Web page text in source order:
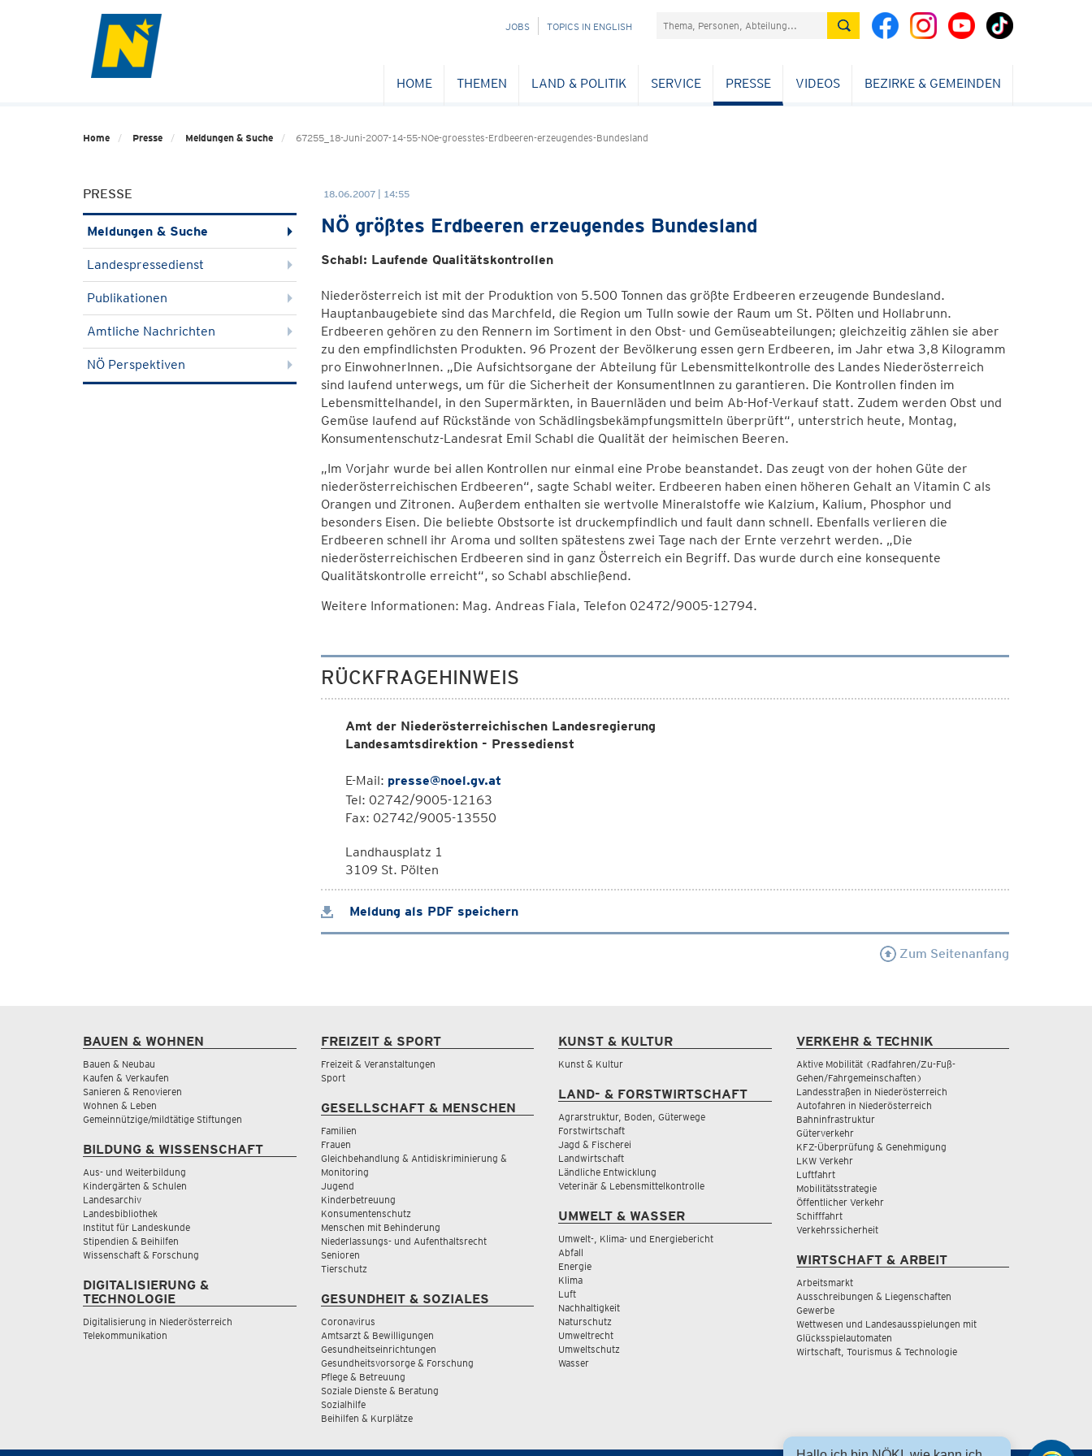
NAVIGATION
JOBS TOPICS IN ENGLISH Suchefeld
HOME THEMEN LAND & POLITIK SERVICE PRESSE VIDEOS BEZIRKE & GEMEINDEN
Home Presse Meldungen & Suche 67255_18-Juni-2007-14-55-NOe-groesstes-Erdbeeren-erzeugendes-Bundesland
PRESSE
Meldungen & Suche
Landespressedienst
Publikationen
Amtliche Nachrichten
NÖ Perspektiven
18.06.2007 | 14:55
NÖ größtes Erdbeeren erzeugendes Bundesland
Schabl: Laufende Qualitätskontrollen
Niederösterreich ist mit der Produktion von 5.500 Tonnen das größte Erdbeeren erzeugende Bundesland.
Hauptanbaugebiete sind das Marchfeld, die Region um Tulln sowie der Raum um St. Pölten und Hollabrunn.
Erdbeeren gehören zu den Rennern im Sortiment in den Obst- und Gemüseabteilungen; gleichzeitig zählen sie aber
zu den empfindlichsten Produkten. 96 Prozent der Bevölkerung essen gern Erdbeeren, im Jahr etwa 3,8 Kilogramm
pro EinwohnerInnen. „Die Aufsichtsorgane der Abteilung für Lebensmittelkontrolle des Landes Niederösterreich
sind laufend unterwegs, um für die Sicherheit der KonsumentInnen zu garantieren. Die Kontrollen finden im
Lebensmittelhandel, in den Supermärkten, in Bauernläden und beim Ab-Hof-Verkauf statt. Zudem werden Obst und
Gemüse laufend auf Rückstände von Schädlingsbekämpfungsmitteln überprüft“, unterstrich heute, Montag,
Konsumentenschutz-Landesrat Emil Schabl die Qualität der heimischen Beeren.
„Im Vorjahr wurde bei allen Kontrollen nur einmal eine Probe beanstandet. Das zeugt von der hohen Güte der
niederösterreichischen Erdbeeren“, sagte Schabl weiter. Erdbeeren haben einen höheren Gehalt an Vitamin C als
Orangen und Zitronen. Außerdem enthalten sie wertvolle Mineralstoffe wie Kalzium, Kalium, Phosphor und
besonders Eisen. Die beliebte Obstsorte ist druckempfindlich und fault dann schnell. Ebenfalls verlieren die
Erdbeeren schnell ihr Aroma und sollten spätestens zwei Tage nach der Ernte verzehrt werden. „Die
niederösterreichischen Erdbeeren sind in ganz Österreich ein Begriff. Das wurde durch eine konsequente
Qualitätskontrolle erreicht“, so Schabl abschließend.
Weitere Informationen: Mag. Andreas Fiala, Telefon 02472/9005-12794.
RÜCKFRAGEHINWEIS
Amt der Niederösterreichischen Landesregierung
Landesamtsdirektion - Pressedienst
E-Mail: presse@noel.gv.at
Tel: 02742/9005-12163
Fax: 02742/9005-13550
Landhausplatz 1
3109 St. Pölten
Meldung als PDF speichern
Zum Seitenanfang
BAUEN & WOHNEN
Bauen & Neubau
Kaufen & Verkaufen
Sanieren & Renovieren
Wohnen & Leben
Gemeinnützige/mildtätige Stiftungen
BILDUNG & WISSENSCHAFT
Aus- und Weiterbildung
Kindergärten & Schulen
Landesarchiv
Landesbibliothek
Institut für Landeskunde
Stipendien & Beihilfen
Wissenschaft & Forschung
DIGITALISIERUNG &
TECHNOLOGIE
Digitalisierung in Niederösterreich
Telekommunikation
FREIZEIT & SPORT
Freizeit & Veranstaltungen
Sport
GESELLSCHAFT & MENSCHEN
Familien
Frauen
Gleichbehandlung & Antidiskriminierung &
Monitoring
Jugend
Kinderbetreuung
Konsumentenschutz
Menschen mit Behinderung
Niederlassungs- und Aufenthaltsrecht
Senioren
Tierschutz
GESUNDHEIT & SOZIALES
Coronavirus
Amtsarzt & Bewilligungen
Gesundheitseinrichtungen
Gesundheitsvorsorge & Forschung
Pflege & Betreuung
Soziale Dienste & Beratung
Sozialhilfe
Beihilfen & Kurplätze
KUNST & KULTUR
Kunst & Kultur
LAND- & FORSTWIRTSCHAFT
Agrarstruktur, Boden, Güterwege
Forstwirtschaft
Jagd & Fischerei
Landwirtschaft
Ländliche Entwicklung
Veterinär & Lebensmittelkontrolle
UMWELT & WASSER
Umwelt-, Klima- und Energiebericht
Abfall
Energie
Klima
Luft
Nachhaltigkeit
Naturschutz
Umweltrecht
Umweltschutz
Wasser
VERKEHR & TECHNIK
Aktive Mobilität (Radfahren/Zu-Fuß-
Gehen/Fahrgemeinschaften)
Landesstraßen in Niederösterreich
Autofahren in Niederösterreich
Bahninfrastruktur
Güterverkehr
KFZ-Überprüfung & Genehmigung
LKW Verkehr
Luftfahrt
Mobilitätsstrategie
Öffentlicher Verkehr
Schifffahrt
Verkehrssicherheit
WIRTSCHAFT & ARBEIT
Arbeitsmarkt
Ausschreibungen & Liegenschaften
Gewerbe
Wettwesen und Landesausspielungen mit
Glücksspielautomaten
Wirtschaft, Tourismus & Technologie